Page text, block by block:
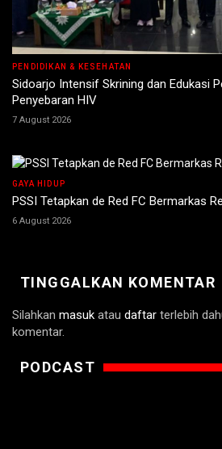
PENDIDIKAN & KESEHATAN
Sidoarjo Intensif Skrining dan Edukasi
Penyebaran HIV
7 August 2026
GAYA HIDUP
PSSI Tetapkan de Red FC Bermarkas
6 August 2026
TINGGALKAN KOMENTAR
Silahkan masuk atau daftar terlebih
komentar.
PODCAST